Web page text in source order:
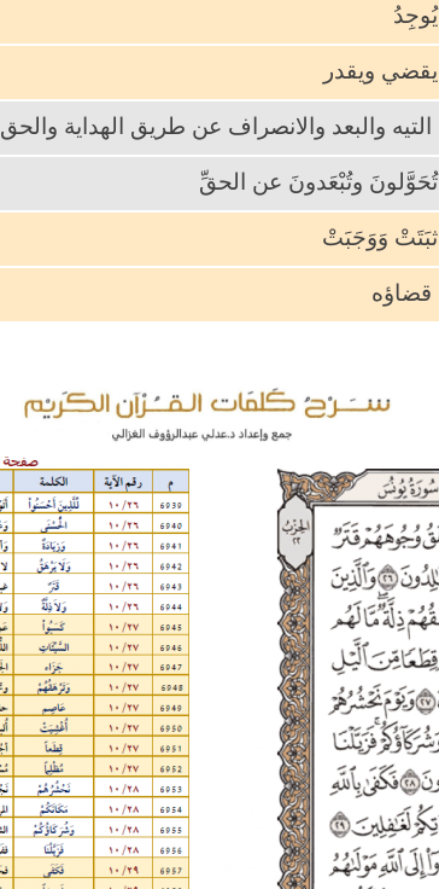
يُوجِدُ
يقضي ويقدر
التيه والبعد والانصراف عن طريق الهداية والحق
تُحَوَّلونَ وتُبْعَدونَ عن الحقِّ
ثبَتَتْ وَوَجَبَتْ
قضاؤه